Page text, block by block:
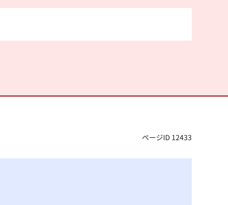
ページID 12433